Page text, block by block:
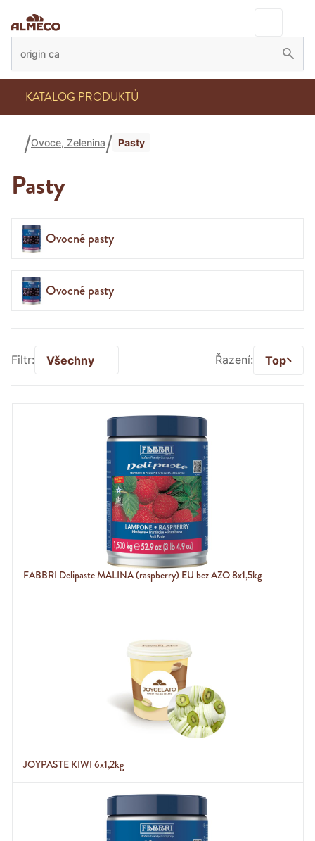
KATALOG PRODUKTŮ
Ovoce, Zelenina Pasty
Pasty
Ovocné pasty
Ovocné pasty
Filtr: Všechny Řazení: Top
FABBRI Delipaste MALINA (raspberry) EU bez AZO 8x1,5kg
JOYPASTE KIWI 6x1,2kg